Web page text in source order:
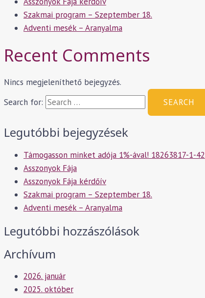
Szakmai program – Szeptember 18.
Adventi mesék – Aranyalma
Recent Comments
Nincs megjeleníthető bejegyzés.
Search for:
Legutóbbi bejegyzések
Támogasson minket adója 1%-ával! 18263817-1-42
Asszonyok Fája
Asszonyok Fája kérdőív
Szakmai program – Szeptember 18.
Adventi mesék – Aranyalma
Legutóbbi hozzászólások
Archívum
2026. január
2025. október